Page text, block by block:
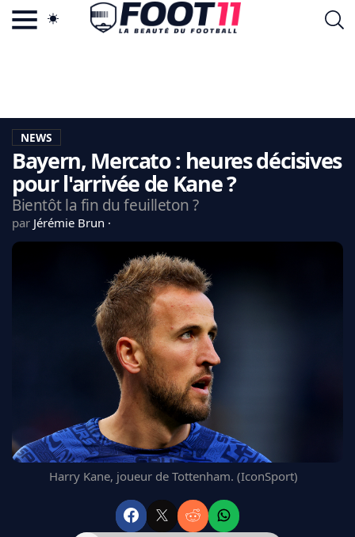
LA CHARTE
VIE PRIVÉE
CGU
CONTACTEZ-NOUS
MANCHESTER UNITED
ARSENAL
BAYERN
L'AVIS DE LA RÉDAC'
NEWS
Bayern, Mercato : heures décisives
pour l'arrivée de Kane ?
Bientôt la fin du feuilleton ?
par Jérémie Brun
Harry Kane, joueur de Tottenham. (IconSport)